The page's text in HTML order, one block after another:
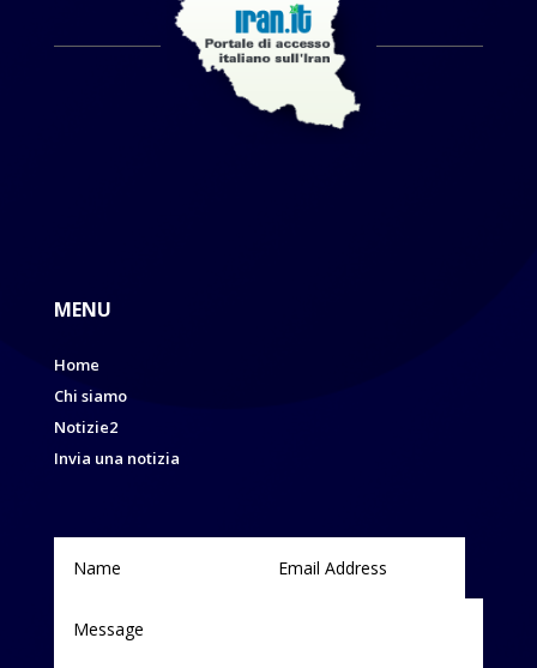
MENU
Home
Chi siamo
Notizie2
Invia una notizia